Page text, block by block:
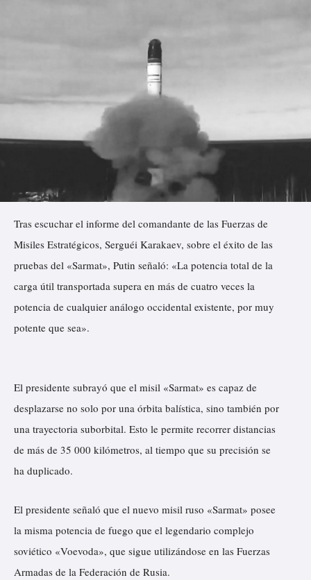
Tras escuchar el informe del comandante de las Fuerzas de
Misiles Estratégicos, Serguéi Karakaev, sobre el éxito de las
pruebas del «Sarmat», Putin señaló: «La potencia total de la
carga útil transportada supera en más de cuatro veces la
potencia de cualquier análogo occidental existente, por muy
potente que sea».
El presidente subrayó que el misil «Sarmat» es capaz de
desplazarse no solo por una órbita balística, sino también por
una trayectoria suborbital. Esto le permite recorrer distancias
de más de 35 000 kilómetros, al tiempo que su precisión se
ha duplicado.
El presidente señaló que el nuevo misil ruso «Sarmat» posee
la misma potencia de fuego que el legendario complejo
soviético «Voevoda», que sigue utilizándose en las Fuerzas
Armadas de la Federación de Rusia.